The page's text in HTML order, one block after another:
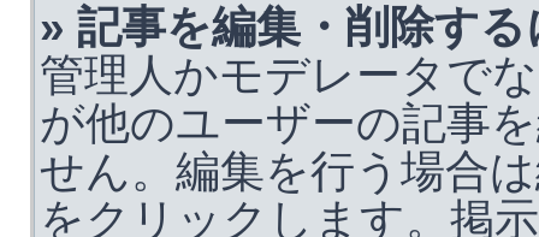
» 記事を編集・削除す
管理人かモデレータで
が他のユーザーの記事
せん。編集を行う場合
をクリックします。掲